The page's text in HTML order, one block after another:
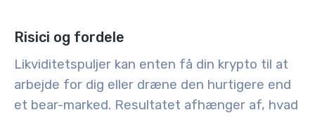
Risici og fordele
Likviditetspuljer kan enten få din krypto til at
arbejde for dig eller dræne den hurtigere end
et bear-marked. Resultatet afhænger af, hvad